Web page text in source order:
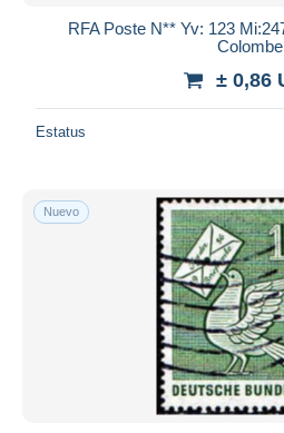
RFA Poste N** Yv: 123
Colombe
± 0,86
Estatus
Nuevo